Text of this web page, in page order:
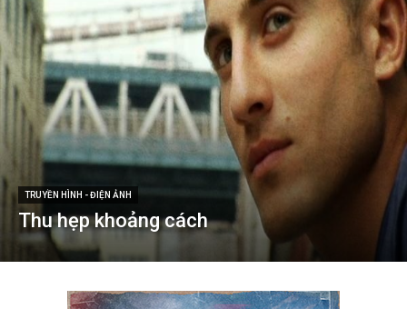
TRUYỀN HÌNH - ĐIỆN ẢNH
Thu hẹp khoảng cách